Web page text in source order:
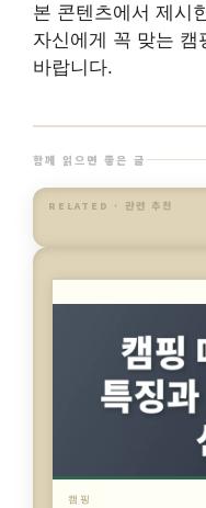
본 콘텐츠에서 제시
자신에게 꼭 맞는 캠
바랍니다.
함께 읽으면 좋은 글
RELATED · 관련 추천
캠핑